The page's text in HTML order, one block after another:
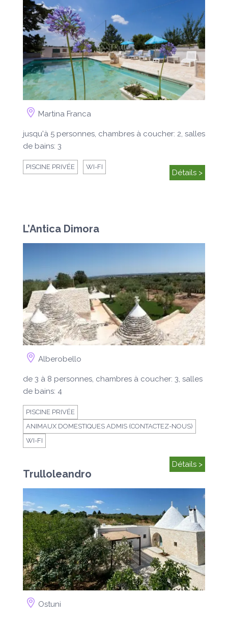
Martina Franca
jusqu'à 5 personnes, chambres à coucher: 2, salles
de bains: 3
PISCINE PRIVÉE WI-FI
Détails >
L’Antica Dimora
Alberobello
de 3 à 8 personnes, chambres à coucher: 3, salles
de bains: 4
PISCINE PRIVÉE
ANIMAUX DOMESTIQUES ADMIS (CONTACTEZ-NOUS)
WI-FI
Détails >
Trulloleandro
Ostuni